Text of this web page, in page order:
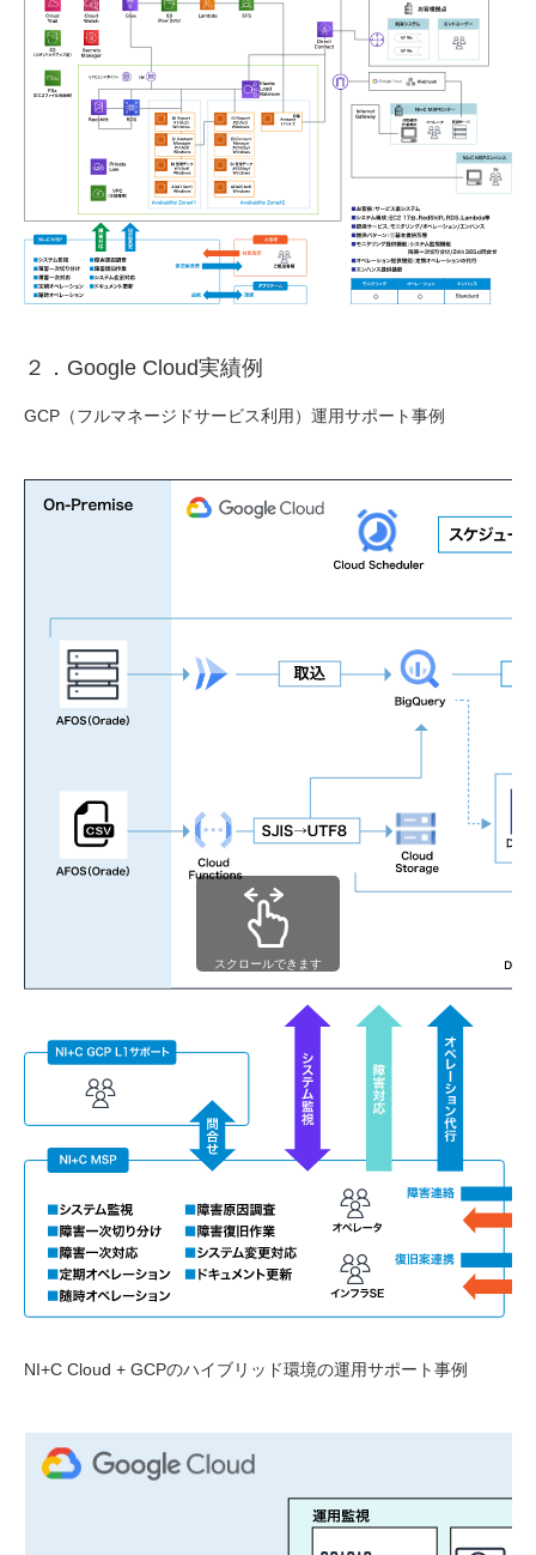
２．Google Cloud実績例
GCP（フルマネージドサービス利用）運用サポート事例
スクロールできます
NI+C Cloud + GCPのハイブリッド環境の運用サポート事例